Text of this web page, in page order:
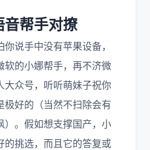
音帮手对撩
说手中没有苹果设备，
软的小娜帮手，再不济微
大众号，听听萌妹子祝你
极好的（当然不扫除会有
）。假如想支撑国产，小
的挑选，而且它的答复或